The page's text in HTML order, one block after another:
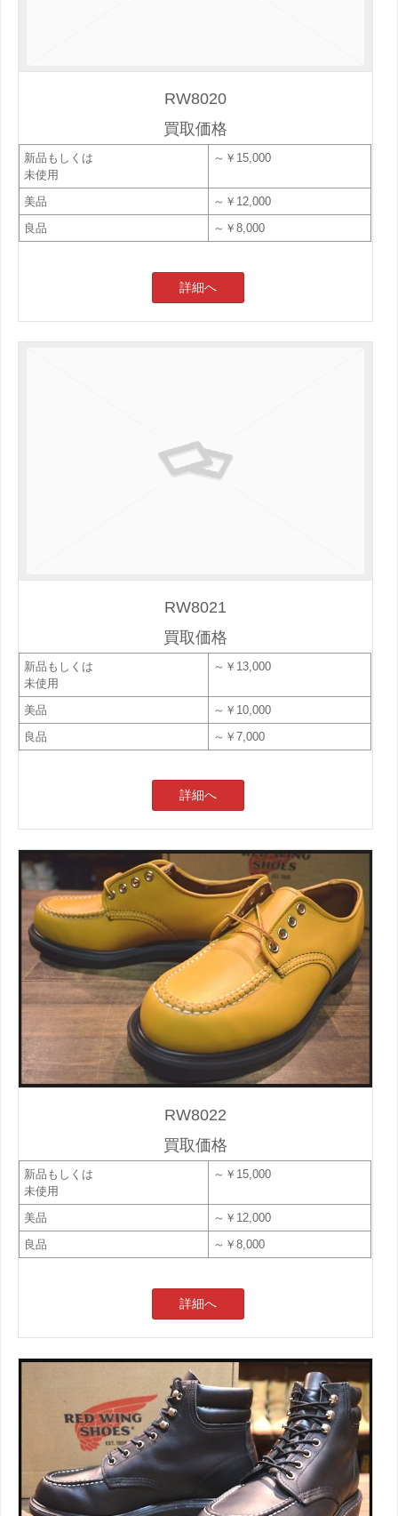
RW8020
買取価格
新品もしくは
未使用
～￥15,000
美品
～￥12,000
良品
～￥8,000
詳細へ
RW8021
買取価格
新品もしくは
未使用
～￥13,000
美品
～￥10,000
良品
～￥7,000
詳細へ
RW8022
買取価格
新品もしくは
未使用
～￥15,000
美品
～￥12,000
良品
～￥8,000
詳細へ